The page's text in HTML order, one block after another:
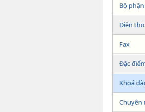
Bộ
Điện
Fax
Đặc
Khoá
Chuyên